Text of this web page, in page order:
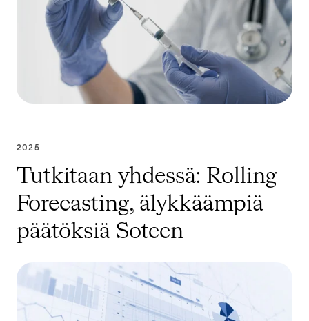
2025
Tutkitaan yhdessä: Rolling
Forecasting, älykkäämpiä
päätöksiä Soteen